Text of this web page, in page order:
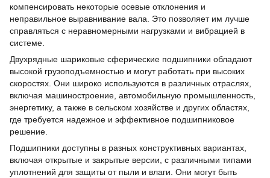
компенсировать некоторые осевые отклонения и
неправильное выравнивание вала. Это позволяет им лучше
справляться с неравномерными нагрузками и вибрацией в
системе.
Двухрядные шариковые сферические подшипники обладают
высокой грузоподъемностью и могут работать при высоких
скоростях. Они широко используются в различных отраслях,
включая машиностроение, автомобильную промышленность,
энергетику, а также в сельском хозяйстве и других областях,
где требуется надежное и эффективное подшипниковое
решение.
Подшипники доступны в разных конструктивных вариантах,
включая открытые и закрытые версии, с различными типами
уплотнений для защиты от пыли и влаги. Они могут быть